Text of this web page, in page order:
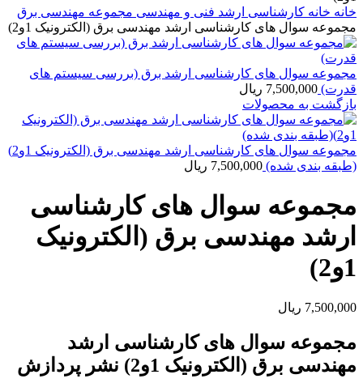
خانه خانه کارشناسی ارشد فنی و مهندسی مجموعه مهندسی برق
مجموعه سوال های کارشناسی ارشد مهندسی برق (الکترونیک 1و2)
مجموعه سوال های کارشناسی ارشد برق (بررسی سیستم های
قدرت) 7,500,000 ریال
بازگشت به محصولات
مجموعه سوال های کارشناسی ارشد مهندسی برق (الکترونیک 1و2)
(طبقه بندی شده) 7,500,000 ریال
مجموعه سوال های کارشناسی
ارشد مهندسی برق (الکترونیک
1و2)
7,500,000 ریال
مجموعه سوال های کارشناسی ارشد
مهندسی برق (الکترونیک 1و2) نشر پردازش